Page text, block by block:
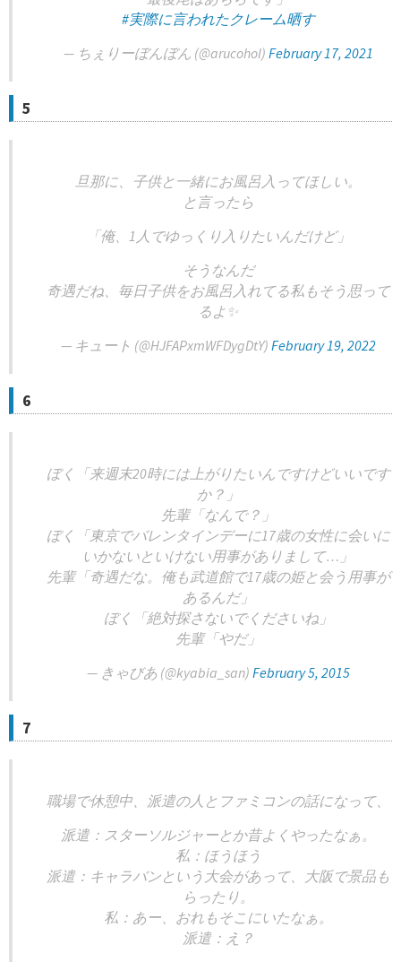
#実際に言われたクレーム晒す
— ちぇりーぼんぼん (@arucohol) February 17, 2021
5
旦那に、子供と一緒にお風呂入ってほしい。
と言ったら
「俺、1人でゆっくり入りたいんだけど」
そうなんだ
奇遇だね、毎日子供をお風呂入れてる私もそう思って
るよ✨
— キュート (@HJFAPxmWFDygDtY) February 19, 2022
6
ぼく「来週末20時には上がりたいんですけどいいです
か？」
先輩「なんで？」
ぼく「東京でバレンタインデーに17歳の女性に会いに
いかないといけない用事がありまして…」
先輩「奇遇だな。俺も武道館で17歳の姫と会う用事が
あるんだ」
ぼく「絶対探さないでくださいね」
先輩「やだ」
— きゃびあ (@kyabia_san) February 5, 2015
7
職場で休憩中、派遣の人とファミコンの話になって、
派遣：スターソルジャーとか昔よくやったなぁ。
私：ほうほう
派遣：キャラバンという大会があって、大阪で景品も
らったり。
私：あー、おれもそこにいたなぁ。
派遣：え？